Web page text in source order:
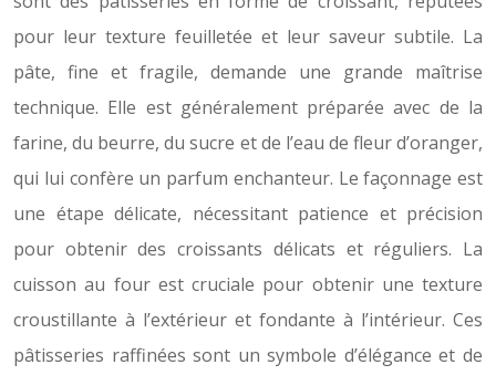
pour leur texture feuilletée et leur saveur subtile. La
pâte, fine et fragile, demande une grande maîtrise
technique. Elle est généralement préparée avec de la
farine, du beurre, du sucre et de l’eau de fleur d’oranger,
qui lui confère un parfum enchanteur. Le façonnage est
une étape délicate, nécessitant patience et précision
pour obtenir des croissants délicats et réguliers. La
cuisson au four est cruciale pour obtenir une texture
croustillante à l’extérieur et fondante à l’intérieur. Ces
pâtisseries raffinées sont un symbole d’élégance et de